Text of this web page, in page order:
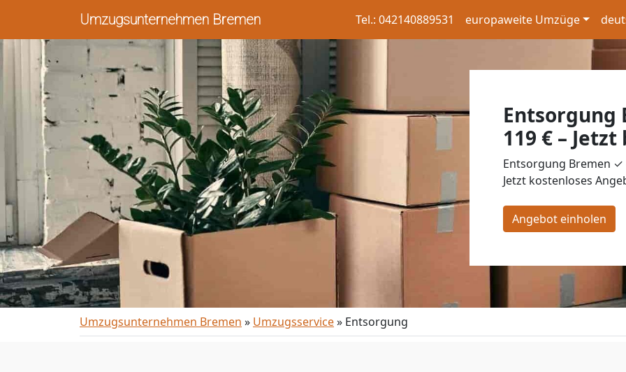
Umzugsunternehmen Bremen Tel.: 042140889531 europaweite Umzüge
Entsorgung
119 € –
Entsorgung Bremen
Jetzt kostenloses
Angebot einholen
Umzugsunternehmen Bremen » Umzugsservice» Entsorgung